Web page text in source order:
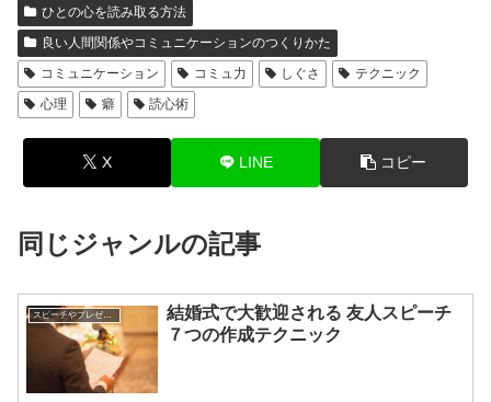
ひとの心を読み取る方法
良い人間関係やコミュニケーションのつくりかた
コミュニケーション
コミュ力 しぐさ
テクニック
心理
癖 読心術
X LINE コピー
同じジャンルの記事
スピーチやプレゼンについて
結婚式で大歓迎される 友人スピーチ
７つの作成テクニック